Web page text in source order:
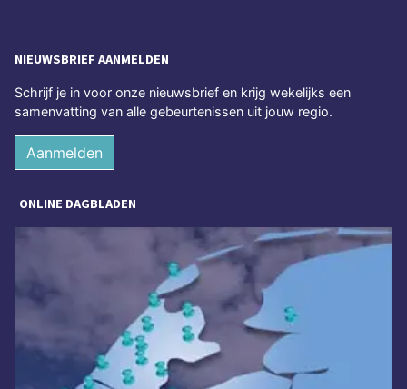
NIEUWSBRIEF AANMELDEN
Schrijf je in voor onze nieuwsbrief en krijg wekelijks een
samenvatting van alle gebeurtenissen uit jouw regio.
Aanmelden
ONLINE DAGBLADEN